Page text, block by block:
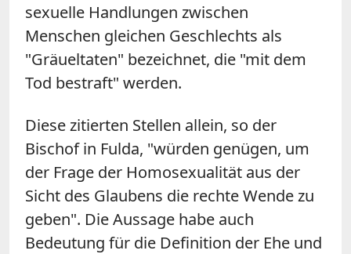
sexuelle Handlungen zwischen
Menschen gleichen Geschlechts als
"Gräueltaten" bezeichnet, die "mit dem
Tod bestraft" werden.
Diese zitierten Stellen allein, so der
Bischof in Fulda, "würden genügen, um
der Frage der Homosexualität aus der
Sicht des Glaubens die rechte Wende zu
geben". Die Aussage habe auch
Bedeutung für die Definition der Ehe und